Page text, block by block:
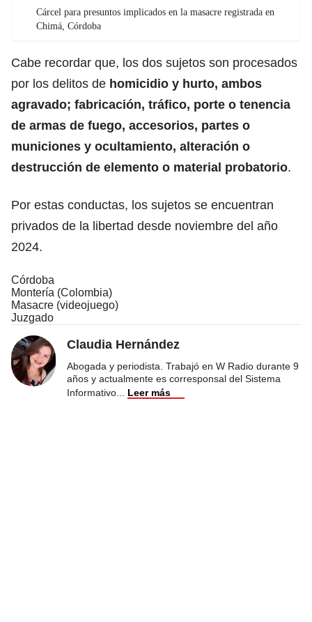
Cárcel para presuntos implicados en la masacre registrada en
Chimá, Córdoba
Cabe recordar que, los dos sujetos son procesados
por los delitos de homicidio y hurto, ambos
agravado; fabricación, tráfico, porte o tenencia
de armas de fuego, accesorios, partes o
municiones y ocultamiento, alteración o
destrucción de elemento o material probatorio.
Por estas conductas, los sujetos se encuentran
privados de la libertad desde noviembre del año
2024.
Córdoba
Montería (Colombia)
Masacre (videojuego)
Juzgado
Claudia Hernández
Abogada y periodista. Trabajó en W Radio durante 9
años y actualmente es corresponsal del Sistema
Informativo
Leer más